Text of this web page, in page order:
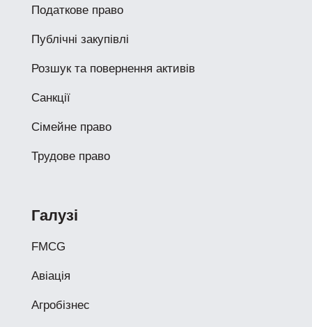
Податкове право
Публічні закупівлі
Розшук та повернення активів
Санкції
Сімейне право
Трудове право
Галузі
FMCG
Авіація
Агробізнес